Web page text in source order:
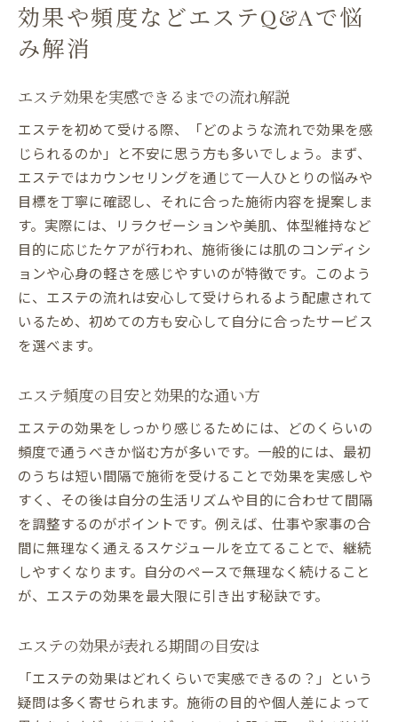
効果や頻度などエステQ&Aで悩
み解消
エステ効果を実感できるまでの流れ解説
エステを初めて受ける際、「どのような流れで効果を感
じられるのか」と不安に思う方も多いでしょう。まず、
エステではカウンセリングを通じて一人ひとりの悩みや
目標を丁寧に確認し、それに合った施術内容を提案しま
す。実際には、リラクゼーションや美肌、体型維持など
目的に応じたケアが行われ、施術後には肌のコンディシ
ョンや心身の軽さを感じやすいのが特徴です。このよう
に、エステの流れは安心して受けられるよう配慮されて
いるため、初めての方も安心して自分に合ったサービス
を選べます。
エステ頻度の目安と効果的な通い方
エステの効果をしっかり感じるためには、どのくらいの
頻度で通うべきか悩む方が多いです。一般的には、最初
のうちは短い間隔で施術を受けることで効果を実感しや
すく、その後は自分の生活リズムや目的に合わせて間隔
を調整するのがポイントです。例えば、仕事や家事の合
間に無理なく通えるスケジュールを立てることで、継続
しやすくなります。自分のペースで無理なく続けること
が、エステの効果を最大限に引き出す秘訣です。
エステの効果が表れる期間の目安は
「エステの効果はどれくらいで実感できるの？」という
疑問は多く寄せられます。施術の目的や個人差によって